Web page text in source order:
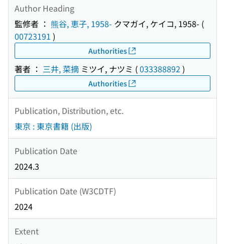
Author Heading
監修者 ： 熊谷, 恵子, 1958- クマガイ, ケイコ, 1958- (
00723191 )
Authorities
著者 ： 三井, 菜摘 ミツイ, ナツミ (033388892 )
Authorities
Publication, Distribution, etc.
東京 : 東京書籍 (出版)
Publication Date
2024.3
Publication Date (W3CDTF)
2024
Extent